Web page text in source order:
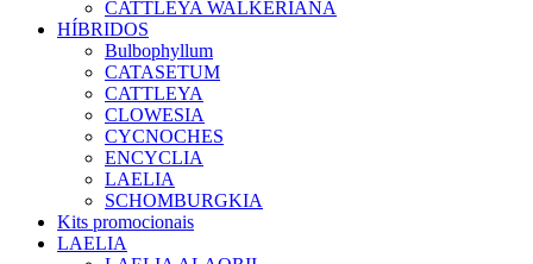
CATTLEYA WALKERIANA
HÍBRIDOS
Bulbophyllum
CATASETUM
CATTLEYA
CLOWESIA
CYCNOCHES
ENCYCLIA
LAELIA
SCHOMBURGKIA
Kits promocionais
LAELIA